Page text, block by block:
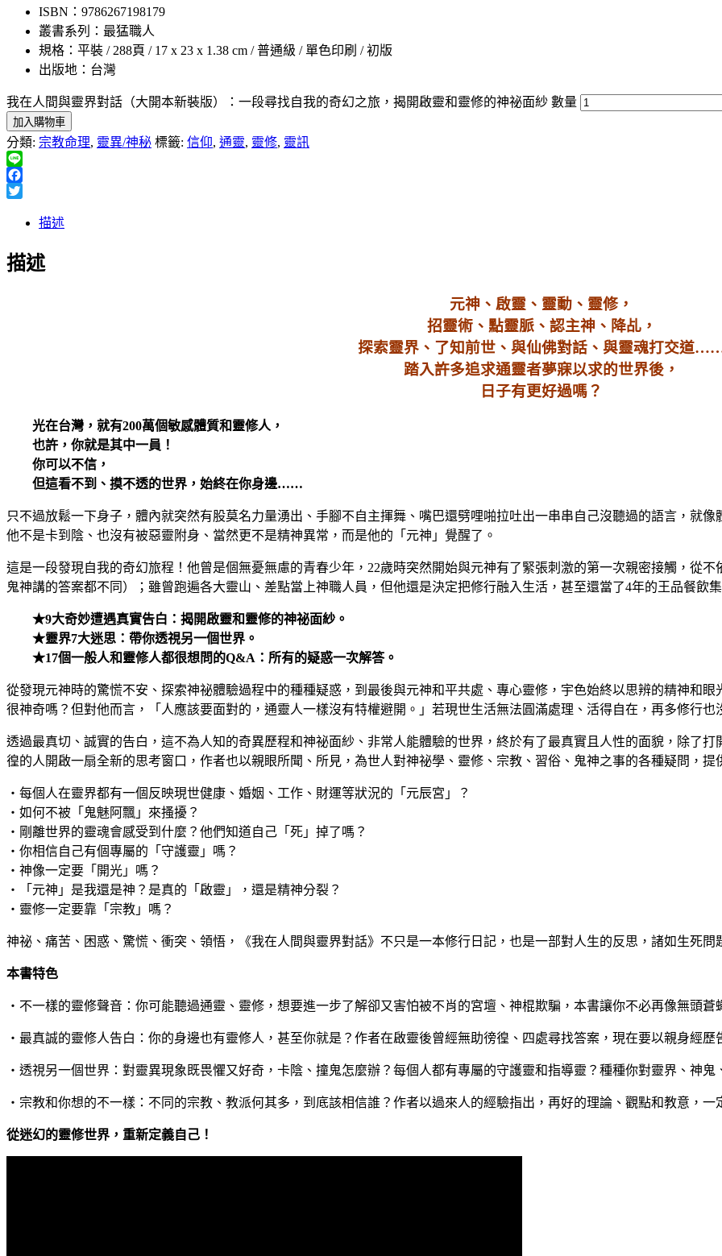
ISBN：9786267198179
叢書系列：最猛職人
規格：平裝 / 288頁 / 17 x 23 x 1.38 cm / 普通級 / 單色印刷 / 初版
出版地：台灣
我在人間與靈界對話（大開本新裝版）：一段尋找自我的奇幻之旅，揭開啟靈和靈修的神祕面紗 數量
加入購物車
分類: 宗教命理, 靈異/神秘 標籤: 信仰, 通靈, 靈修, 靈訊
Line
Facebook
描述
描述
元神、啟靈、靈動、靈修，
招靈術、點靈脈、認主神、降乩，
探索靈界、了知前世、與仙佛對話、與靈魂打交道
踏入許多追求通靈者夢寐以求的世界後，
日子有更好過嗎？
光在台灣，就有200萬個敏感體質和靈修人，
也許，你就是其中一員！
你可以不信，
但這看不到、摸不透的世界，始終在你身邊……
只不過放鬆一下身子，體內就突然有股莫名力量湧出、手腳不自主揮舞、嘴巴還劈哩啪拉吐出一串串自己沒聽過的語言，就
他不是卡到陰、也沒有被惡靈附身、當然更不是精神異常，而是他的「元神」覺醒了。
這是一段發現自我的奇幻旅程！他曾是個無憂無慮的青春少年，22歲時突然開始與元神有了緊張刺激的第一次親密接觸，從
鬼神講的答案都不同）；雖曾跑遍各大靈山、差點當上神職人員，但他還是決定把修行融入生活，甚至還當了4年的王品餐飲
★9大奇妙遭遇真實告白：揭開啟靈和靈修的神祕面紗。
★靈界7大迷思：帶你透視另一個世界。
★17個一般人和靈修人都很想問的Q&A：所有的疑惑一次解答。
從發現元神時的驚慌不安、探索神祕體驗過程中的種種疑惑，到最後與元神和平共處、專心靈修，宇色始終以思辨的精神和
很神奇嗎？但對他而言，「人應該要面對的，通靈人一樣沒有特權避開。」若現世生活無法圓滿處理、活得自在，再多修行也
透過最真切、誠實的告白，這不為人知的奇異歷程和神祕面紗、非常人能體驗的世界，終於有了最真實且人性的面貌，除了
徨的人開啟一扇全新的思考窗口，作者也以親眼所聞、所見，為世人對神祕學、靈修、宗教、習俗、鬼神之事的各種疑問，提
‧每個人在靈界都有一個反映現世健康、婚姻、工作、財運等狀況的「元辰宮」？
‧如何不被「鬼魅阿飄」來搔擾？
‧剛離世界的靈魂會感受到什麼？他們知道自己「死」掉了嗎？
‧你相信自己有個專屬的「守護靈」嗎？
‧神像一定要「開光」嗎？
‧「元神」是我還是神？是真的「啟靈」，還是精神分裂？
‧靈修一定要靠「宗教」嗎？
神祕、痛苦、困惑、驚慌、衝突、領悟，《我在人間與靈界對話》不只是一本修行日記，也是一部對人生的反思，諸如生死
本書特色
‧不一樣的靈修聲音：你可能聽過通靈、靈修，想要進一步了解卻又害怕被不肖的宮壇、神棍欺騙，本書讓你不必再像無頭蒼
‧最真誠的靈修人告白：你的身邊也有靈修人，甚至你就是？作者在啟靈後曾經無助徬徨、四處尋找答案，現在要以親身經歷
‧透視另一個世界：對靈異現象既畏懼又好奇，卡陰、撞鬼怎麼辦？每個人都有專屬的守護靈和指導靈？種種你對靈界、神鬼
‧宗教和你想的不一樣：不同的宗教、教派何其多，到底該相信誰？作者以過來人的經驗指出，再好的理論、觀點和教意，一
從迷幻的靈修世界，重新定義自己！